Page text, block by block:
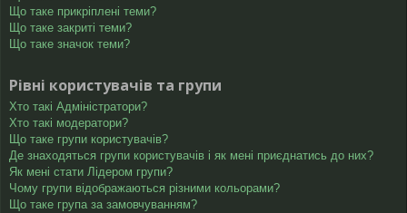
Що таке прикріплені теми?
Що таке закриті теми?
Що таке значок теми?
Рівні користувачів та групи
Хто такі Адміністратори?
Хто такі модератори?
Що таке групи користувачів?
Де знаходяться групи користувачів і як мені приєднатись до них?
Як мені стати Лідером групи?
Чому групи відображаються різними кольорами?
Що таке група за замовчуванням?